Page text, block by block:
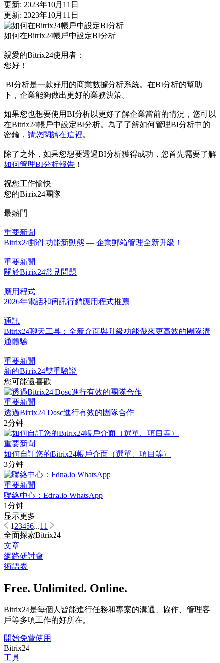
更新: 2023年10月11日
更新: 2023年10月11日
如何在Bitrix24帳戶中設定BI分析
親愛的Bitrix24使用者：
您好！
BI分析是一款好用的商業數據分析系統。在BI分析的幫助
下，企業能夠做出更好的業務決策。
如果您也想要使用BI分析以更好了解企業當前的情況，您可以
在Bitrix24帳戶中設定BI分析。為了了解如何管理BI分析中的
密鑰， 請您閱讀在這裡。
除了之外，如果您想要透過BI分析獲得成功，您首先需要了解
如何管理BI分析報告 ！
祝您工作愉快！
您的Bitrix24團隊
最熱門
重要新聞
Bitrix24郵件功能新動態 — 企業郵箱管理全新升級！
重要新聞
關於Bitrix24常見問題
應用程式
2026年電話和簡訊行銷應用程式推薦
通訊
Bitrix24聊天工具：全新介面與升級功能帶來更高效的團隊溝
通體驗
重要新聞
新的Bitrix24雙重驗證
您可能還喜歡
重要新聞
透過Bitrix24 Dosc進行有效的團隊合作
2分钟
重要新聞
如何自訂您的Bitrix24帳戶介面（選單、項目等）
3分钟
重要新聞
聯絡中心：Edna.io WhatsApp
1分钟
显示更多
123456...11
全面探索Bitrix24
文章
網路研討會
術語表
Free. Unlimited. Online.
Bitrix24是每個人皆能進行任務和專案的溝通、協作、管理客
戶等多項工作的好所在。
開始免費使用
Bitrix24
工具